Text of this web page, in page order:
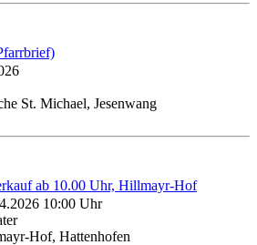
St. Michael, Jesenwang
ab 10.00 Uhr, Hillmayr-Hof
10:00 Uhr
Hof, Hattenhofen